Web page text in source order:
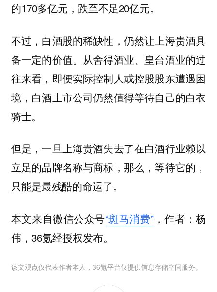
的170多亿元，跌至不足20亿元。
不过，白酒股的稀缺性，仍然让上海贵酒具
备一定的价值。从舍得酒业、皇台酒业的过
往来看，即便实际控制人或控股股东遭遇困
境，白酒上市公司仍然值得等待自己的白衣
骑士。
但是，一旦上海贵酒失去了在白酒行业赖以
立足的品牌名称与商标，那么，等待它的，
只能是最残酷的命运了。
本文来自微信公众号“斑马消费” ，作者：杨
伟，36氪经授权发布。
该文观点仅代表作者本人，36氪平台仅提供信息存储空间服务。